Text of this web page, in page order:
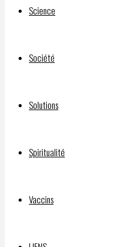
Science
Société
Solutions
Spiritualité
Vaccins